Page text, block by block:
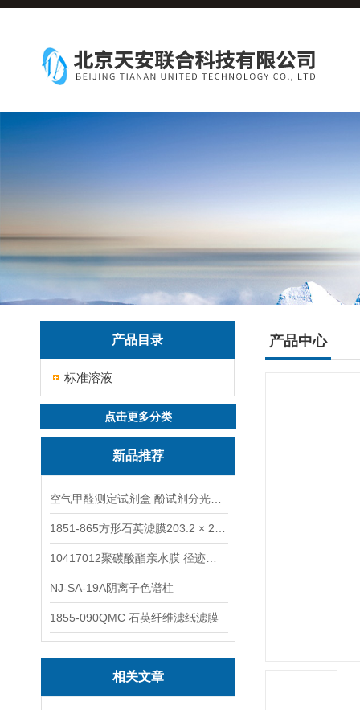
产品目录
标准溶液
点击更多分类
新品推荐
NJ-SA-19A阴离子色谱柱
1855-090QMC 石英纤维滤纸滤膜
相关文章
产品中心